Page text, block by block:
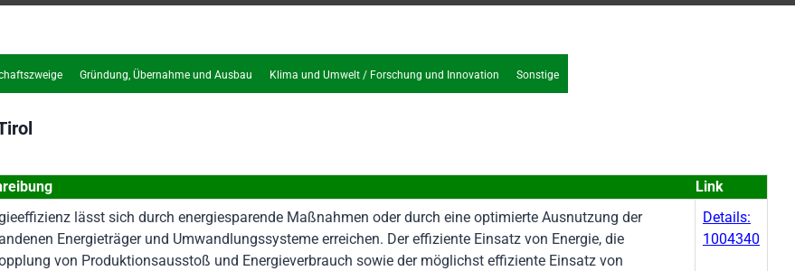
Gründung, Übernahme und Ausbau Klima und Umwelt / Forschung und Innovation Sonstige
Link
lässt sich durch energiesparende Maßnahmen oder durch eine optimierte Ausnutzung der
Energieträger und Umwandlungssysteme erreichen. Der effiziente Einsatz von Energie, die
von Produktionsausstoß und Energieverbrauch sowie der möglichst effiziente Einsatz von
Details:
1004340